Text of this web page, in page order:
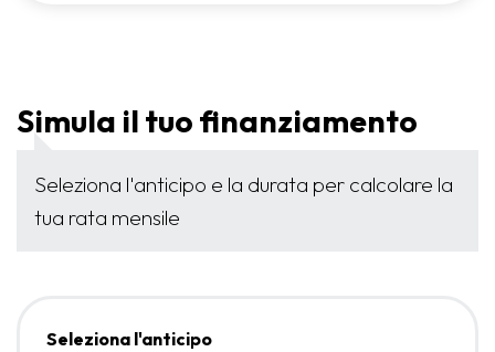
Simula il tuo finanziamento
Seleziona l'anticipo e la durata per calcolare la
tua rata mensile
Seleziona l'anticipo